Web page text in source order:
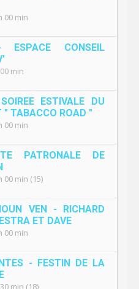
00 min
ESPACE CONSEIL
min
ESTIVALE DU
" TABACCO ROAD "
00 min
PATRONALE DE
00 min (15)
VEN - RICHARD
ET DAVE
00 min
- FESTIN DE LA
min (18)